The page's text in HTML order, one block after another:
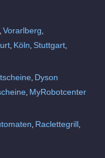
Vorarlberg
Köln Stuttgart
Dyson
MyRobotcenter
Raclettegrill